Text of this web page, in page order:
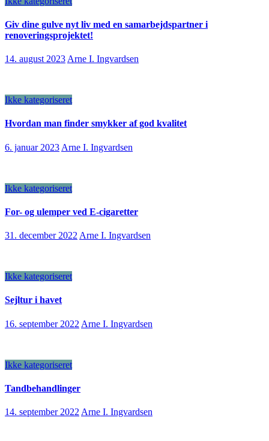
Giv dine gulve nyt liv med en samarbejdspartner i
renoveringsprojektet!
14. august 2023 Arne I. Ingvardsen
Ikke kategoriseret
Hvordan man finder smykker af god kvalitet
6. januar 2023 Arne I. Ingvardsen
Ikke kategoriseret
For- og ulemper ved E-cigaretter
31. december 2022 Arne I. Ingvardsen
Ikke kategoriseret
Sejltur i havet
16. september 2022 Arne I. Ingvardsen
Ikke kategoriseret
Tandbehandlinger
14. september 2022 Arne I. Ingvardsen